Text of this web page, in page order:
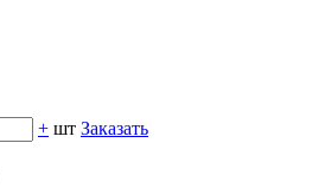
+ шт Заказать